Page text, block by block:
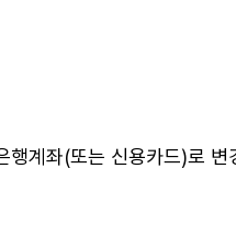
행계좌(또는 신용카드)로 변